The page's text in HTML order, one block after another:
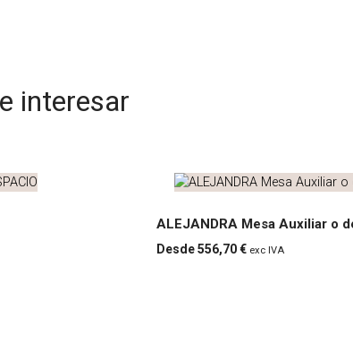
interesar
ALEJANDRA Mesa Auxiliar o
556,70 € exc IVA